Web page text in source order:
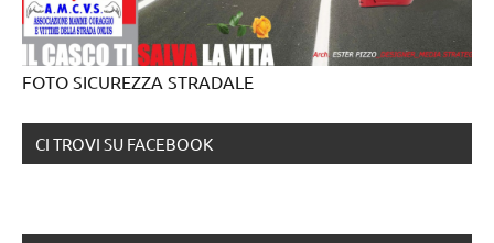
FOTO SICUREZZA STRADALE
CI TROVI SU FACEBOOK